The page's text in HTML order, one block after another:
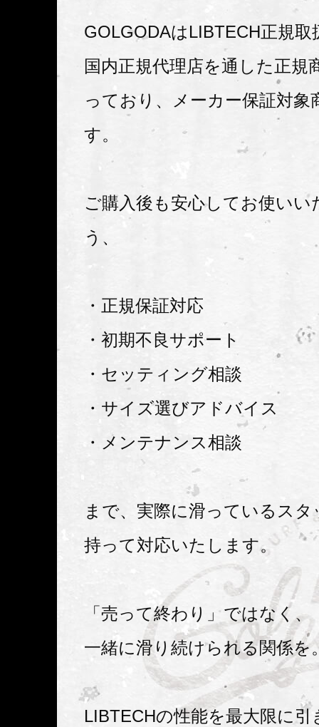
GOLGODAはLIBTECH正規取
国内正規代理店を通した正規
っており、メーカー保証対象
す。
ご購入後も安心してお使いい
う、
・正規保証対応
・初期不良サポート
・セッティング相談
・サイズ選びアドバイス
・メンテナンス相談
まで、実際に滑っているス
持って対応いたします。
「売って終わり」ではなく、
一緒に滑り続けられる関係を
LIBTECHの性能を最大限に